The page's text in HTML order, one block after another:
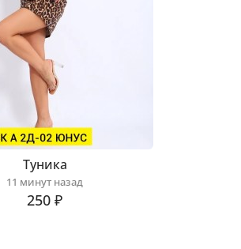
Туника
11 минут назад
250 ₽